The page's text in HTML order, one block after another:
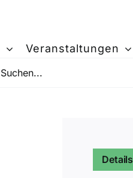
Veranstaltungen
Details